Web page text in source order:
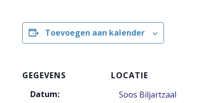
Toevoegen aan kalender
GEGEVENS
Datum:
LOCATIE
Soos Biljartzaal